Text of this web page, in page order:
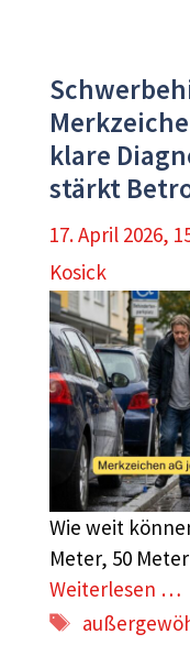
klare
stärkt
17. April 2026,
Kosick
Wie weit
Meter, 50
Weiterlesen …